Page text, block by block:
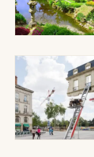
44 - Loire-
Choisir mes